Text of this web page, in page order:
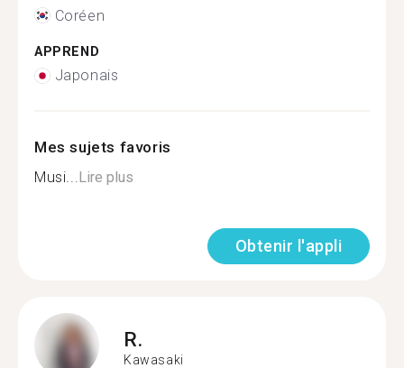
Coréen
APPREND
Japonais
Mes sujets favoris
Musi...Lire plus
Obtenir l'appli
R.
Kawasaki